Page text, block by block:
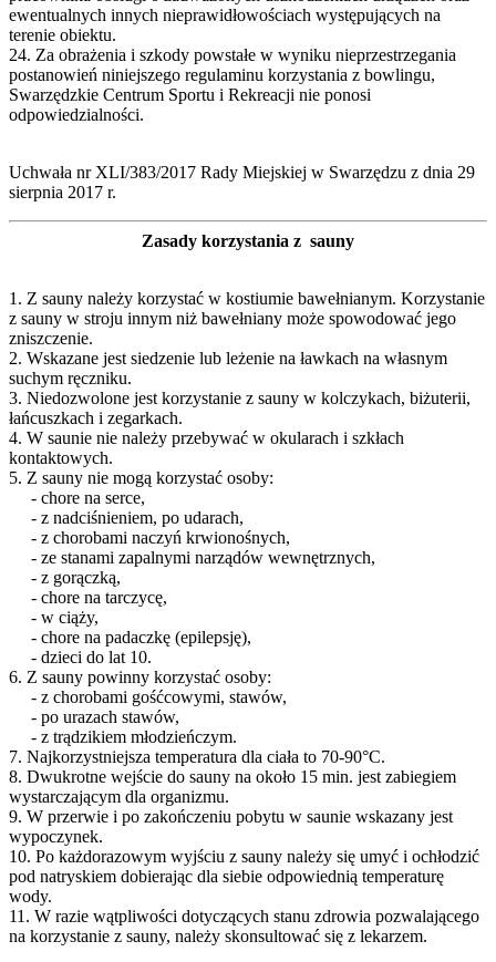
ewentualnych innych nieprawidłowościach występujących na
terenie obiektu.
24. Za obrażenia i szkody powstałe w wyniku nieprzestrzegania
postanowień niniejszego regulaminu korzystania z bowlingu,
Swarzędzkie Centrum Sportu i Rekreacji nie ponosi
odpowiedzialności.
Uchwała nr XLI/383/2017 Rady Miejskiej w Swarzędzu z dnia 29
sierpnia 2017 r.
Zasady korzystania z sauny
1. Z sauny należy korzystać w kostiumie bawełnianym. Korzystanie
z sauny w stroju innym niż bawełniany może spowodować jego
zniszczenie.
2. Wskazane jest siedzenie lub leżenie na ławkach na własnym
suchym ręczniku.
3. Niedozwolone jest korzystanie z sauny w kolczykach, biżuterii,
łańcuszkach i zegarkach.
4. W saunie nie należy przebywać w okularach i szkłach
kontaktowych.
5. Z sauny nie mogą korzystać osoby:
- chore na serce,
- z nadciśnieniem, po udarach,
- z chorobami naczyń krwionośnych,
- ze stanami zapalnymi narządów wewnętrznych,
- z gorączką,
- chore na tarczycę,
- w ciąży,
- chore na padaczkę (epilepsję),
- dzieci do lat 10.
6. Z sauny powinny korzystać osoby:
- z chorobami gośćcowymi, stawów,
- po urazach stawów,
- z trądzikiem młodzieńczym.
7. Najkorzystniejsza temperatura dla ciała to 70-90°C.
8. Dwukrotne wejście do sauny na około 15 min. jest zabiegiem
wystarczającym dla organizmu.
9. W przerwie i po zakończeniu pobytu w saunie wskazany jest
wypoczynek.
10. Po każdorazowym wyjściu z sauny należy się umyć i ochłodzić
pod natryskiem dobierając dla siebie odpowiednią temperaturę
wody.
11. W razie wątpliwości dotyczących stanu zdrowia pozwalającego
na korzystanie z sauny, należy skonsultować się z lekarzem.